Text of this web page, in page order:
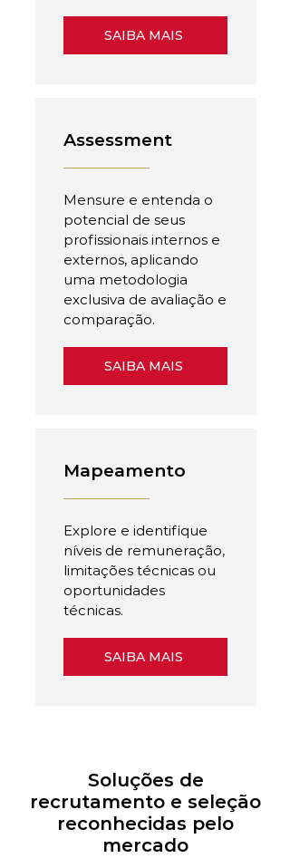
SAIBA MAIS
Assessment
Mensure e entenda o
potencial de seus
profissionais internos e
externos, aplicando
uma metodologia
exclusiva de avaliação e
comparação.
SAIBA MAIS
Mapeamento
Explore e identifique
níveis de remuneração,
limitações técnicas ou
oportunidades
técnicas.
SAIBA MAIS
Soluções de
recrutamento e seleção
reconhecidas pelo
mercado